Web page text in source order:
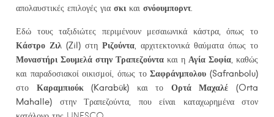
απολαυστικές επιλογές για σκι και σνόουμπορντ.
Εδώ τους ταξιδιώτες περιμένουν μεσαιωνικά κάστρα, όπως το
Κάστρο Ζιλ (Zil) στη Ριζούντα , αρχιτεκτονικά θαύματα όπως το
Μοναστήρι Σουμελά στην Τραπεζούντα και η Αγία Σοφία , καθώς
και παραδοσιακοί οικισμοί, όπως τοΣαφράνμπολου (Safranbolu)
στο Καραμπιούκ (Karabük) και το Ορτά Μαχαλέ (Orta
Mahalle) στην Τραπεζούντα, που είναι καταχωρημένα στον